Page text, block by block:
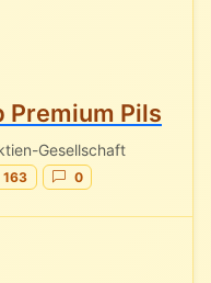
Premium Pils
Gesellschaft
163 0